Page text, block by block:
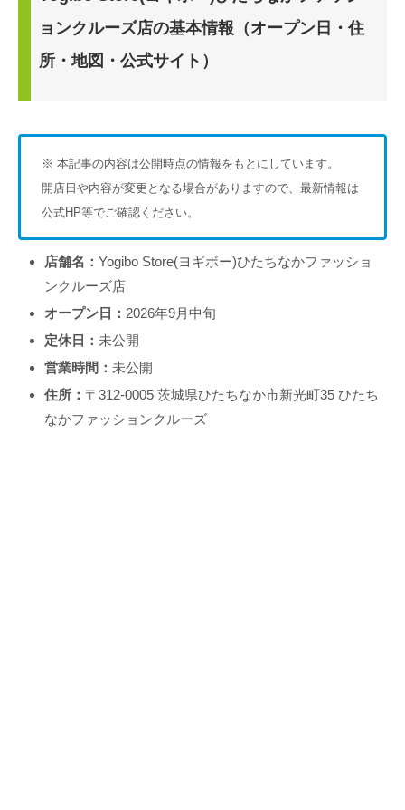
ョンクルーズ店の基本情報（オープン日・住
所・地図・公式サイト）
※ 本記事の内容は公開時点の情報をもとにしています。
開店日や内容が変更となる場合がありますので、最新情報は
公式HP等でご確認ください。
店舗名： Yogibo Store(ヨギボー)ひたちなかファッショ
ンクルーズ店
オープン日： 2026年9月中旬
定休日： 未公開
営業時間： 未公開
住所： 〒312-0005 茨城県ひたちなか市新光町35 ひたち
なかファッションクルーズ